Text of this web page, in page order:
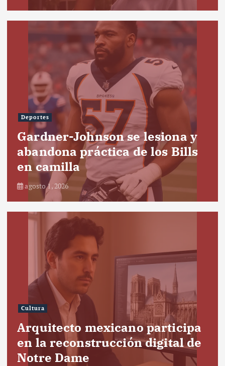
Deportes
Gardner-Johnson se lesiona y
abandona práctica de los Bills
en camilla
agosto 1, 2026
Cultura
Arquitecto mexicano participa
en la reconstrucción digital de
Notre Dame